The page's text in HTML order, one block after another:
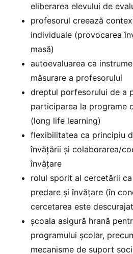
eliberarea elevului de
profesorul creează
individuale (provocarea
masă)
autoevaluarea ca
măsurare a profesorului
dreptul porfesorului de a
participarea la programe
(long life learning)
flexibilitatea ca principiu
învățării și colaborarea/
învățare
rolul sporit al cercetării
predare și învățare (în
cercetarea este
școala asigură hrană
programului școlar,
mecanisme de suport